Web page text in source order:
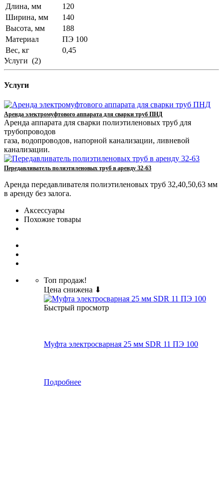
Длина, мм
120
Ширина, мм
140
Высота, мм
188
Материал
ПЭ 100
Вес, кг
0,45
Услуги (2)
Услуги
Аренда электромуфтового аппарата для сварки труб ПНД
Аренда аппарата для сварки полиэтиленовых труб для
трубопроводов
газа, водопроводов, напорной канализации, ливневой
канализации.
Передавливатель полиэтиленовых труб в аренду 32-63
Аренда передавливателя полиэтиленовых труб 32,40,50,63 мм
в аренду без залога.
Аксессуары
Похожие товары
Топ продаж!
Цена снижена ⬇
Быстрый просмотр
Муфта электросварная 25 мм SDR 11 ПЭ 100
Подробнее